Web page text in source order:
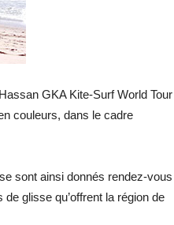
GKA Kite-Surf World Tour
couleurs, dans le cadre
sont ainsi donnés rendez-vous
glisse qu’offrent la région de